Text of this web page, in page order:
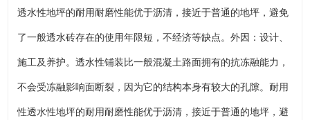
透水性地坪的耐用耐磨性能优于沥清，接近于普通的地坪，避免
了一般透水砖存在的使用年限短，不经济等缺点。外因：设计、
施工及养护。透水性铺装比一般混凝土路面拥有的抗冻融能力，
不会受冻融影响面断裂，因为它的结构本身有较大的孔隙。耐用
性透水性地坪的耐用耐磨性能优于沥清，接近于普通的地坪，避